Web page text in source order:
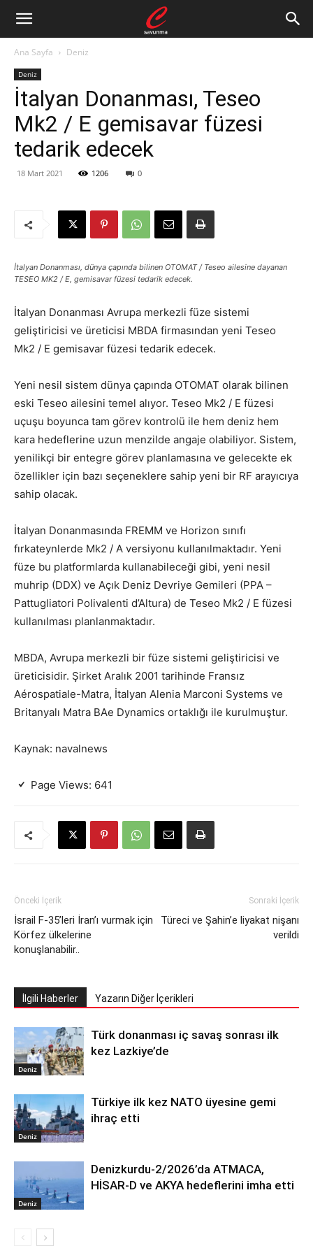
Ana Sayfa Deniz
Deniz
İtalyan Donanması, Teseo
Mk2 / E gemisavar füzesi
tedarik edecek
18 Mart 2021 1206 0
İtalyan Donanması, dünya çapında bilinen OTOMAT / Teseo ailesine dayanan
TESEO MK2 / E, gemisavar füzesi tedarik edecek.
İtalyan Donanması Avrupa merkezli füze sistemi
geliştiricisi ve üreticisi MBDA firmasından yeni Teseo
Mk2 / E gemisavar füzesi tedarik edecek.
Yeni nesil sistem dünya çapında OTOMAT olarak bilinen
eski Teseo ailesini temel alıyor. Teseo Mk2 / E füzesi
uçuşu boyunca tam görev kontrolü ile hem deniz hem
kara hedeflerine uzun menzilde angaje olabiliyor. Sistem,
yenilikçi bir entegre görev planlamasına ve gelecekte ek
özellikler için bazı seçeneklere sahip yeni bir RF arayıcıya
sahip olacak.
İtalyan Donanmasında FREMM ve Horizon sınıfı
fırkateynlerde Mk2 / A versiyonu kullanılmaktadır. Yeni
füze bu platformlarda kullanabileceği gibi, yeni nesil
muhrip (DDX) ve Açık Deniz Devriye Gemileri (PPA –
Pattugliatori Polivalenti d’Altura) de Teseo Mk2 / E füzesi
kullanılması planlanmaktadır.
MBDA, Avrupa merkezli bir füze sistemi geliştiricisi ve
üreticisidir. Şirket Aralık 2001 tarihinde Fransız
Aérospatiale-Matra, İtalyan Alenia Marconi Systems ve
Britanyalı Matra BAe Dynamics ortaklığı ile kurulmuştur.
Kaynak: navalnews
Page Views: 641
Önceki İçerik
İsrail F-35’leri İran’ı vurmak için
Körfez ülkelerine
konuşlanabilir..
Sonraki İçerik
Türeci ve Şahin’e liyakat nişanı
verildi
İlgili Haberler Yazarın Diğer İçerikleri
Deniz
Türk donanması iç savaş sonrası ilk
kez Lazkiye’de
Deniz
Türkiye ilk kez NATO üyesine gemi
ihraç etti
Deniz
Denizkurdu-2/2026’da ATMACA,
HİSAR-D ve AKYA hedeflerini imha etti